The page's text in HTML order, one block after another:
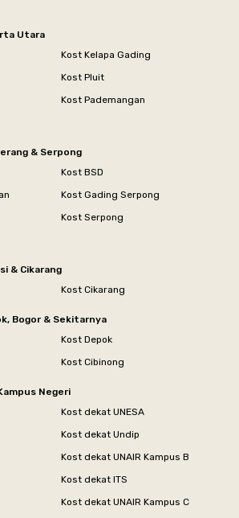
Utara
Kost Kelapa Gading
Kost Pluit
Kost Pademangan
& Serpong
Kost BSD
Kost Gading Serpong
Kost Serpong
& Cikarang
Kost Cikarang
Bogor & Sekitarnya
Kost Depok
Kost Cibinong
Negeri
Kost dekat UNESA
Kost dekat Undip
Kost dekat UNAIR Kampus B
Kost dekat ITS
Kost dekat UNAIR Kampus C